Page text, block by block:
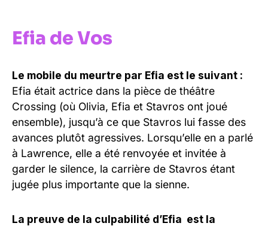
Efia de Vos
Le mobile du meurtre par Efia est le suivant :
Efia était actrice dans la pièce de théâtre
Crossing (où Olivia, Efia et Stavros ont joué
ensemble), jusqu’à ce que Stavros lui fasse des
avances plutôt agressives. Lorsqu’elle en a parlé
à Lawrence, elle a été renvoyée et invitée à
garder le silence, la carrière de Stavros étant
jugée plus importante que la sienne.
La preuve de la culpabilité d’Efia est la